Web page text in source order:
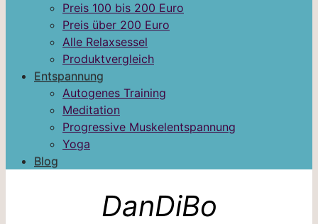
Preis 100 bis 200 Euro
Preis über 200 Euro
Alle Relaxsessel
Produktvergleich
Entspannung
Autogenes Training
Meditation
Progressive Muskelentspannung
Yoga
Blog
DanDiBo